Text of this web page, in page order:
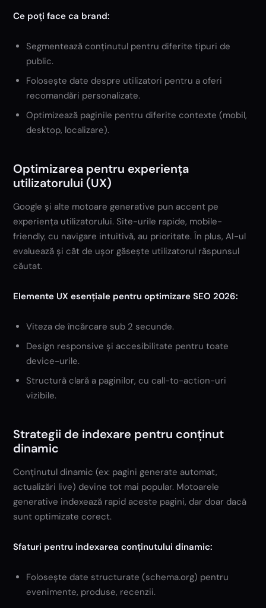
Ce poți face ca brand:
Segmentează conținutul pentru diferite tipuri de
public.
Folosește date despre utilizatori pentru a oferi
recomandări personalizate.
Optimizează paginile pentru diferite contexte (mobil,
desktop, localizare).
Optimizarea pentru experiența
utilizatorului (UX)
Google și alte motoare generative pun accent pe
experiența utilizatorului. Site-urile rapide, mobile-
friendly, cu navigare intuitivă, au prioritate. În plus, AI-ul
evaluează și cât de ușor găsește utilizatorul răspunsul
căutat.
Elemente UX esențiale pentru optimizare SEO 2026:
Viteza de încărcare sub 2 secunde.
Design responsive și accesibilitate pentru toate
device-urile.
Structură clară a paginilor, cu call-to-action-uri
vizibile.
Strategii de indexare pentru conținut
dinamic
Conținutul dinamic (ex: pagini generate automat,
actualizări live) devine tot mai popular. Motoarele
generative indexează rapid aceste pagini, dar doar dacă
sunt optimizate corect.
Sfaturi pentru indexarea conținutului dinamic:
Folosește date structurate (schema.org) pentru
evenimente, produse, recenzii.